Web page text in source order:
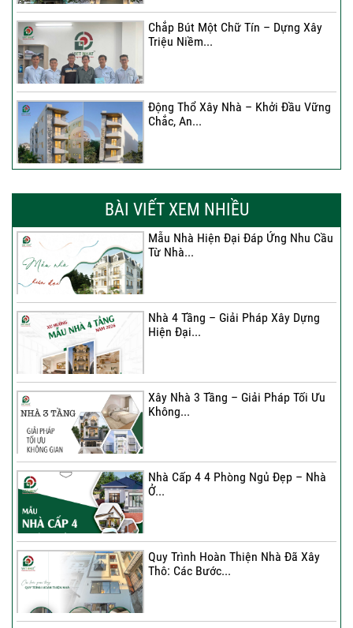
Chắp Bút Một Chữ Tín – Dựng Xây
Triệu Niềm...
Động Thổ Xây Nhà – Khởi Đầu Vững
Chắc, An...
Chắc Cho...
BÀI VIẾT XEM NHIỀU
Mẫu Nhà Hiện Đại Đáp Ứng Nhu Cầu
Từ Nhà...
Nhà 4 Tầng – Giải Pháp Xây Dựng
Hiện Đại...
Xây Nhà 3 Tầng – Giải Pháp Tối Ưu
Không...
Nhà Cấp 4 4 Phòng Ngủ Đẹp – Nhà
Ở...
Quy Trình Hoàn Thiện Nhà Đã Xây
Thô: Các Bước...